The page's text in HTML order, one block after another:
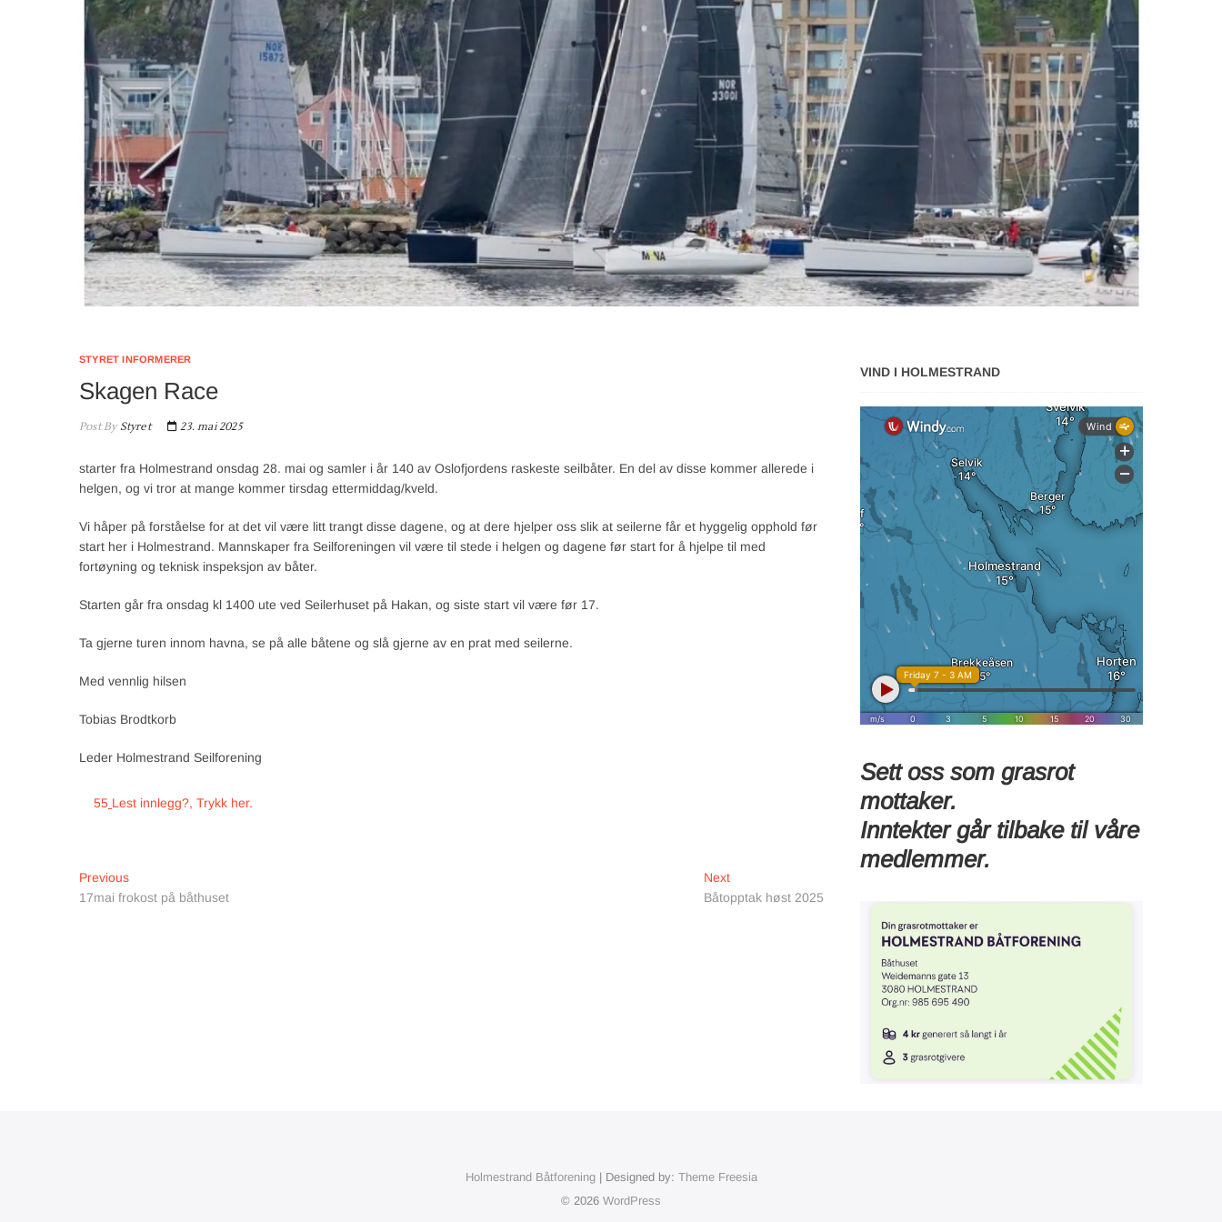
STYRET INFORMERER
Skagen Race
Post ByStyret 23. mai 2025
starter fra Holmestrand onsdag 28. mai og samler i år 140 av Oslofjordens raskeste seilbåter. En del av disse kommer allerede i
helgen, og vi tror at mange kommer tirsdag ettermiddag/kveld.
Vi håper på forståelse for at det vil være litt trangt disse dagene, og at dere hjelper oss slik at seilerne får et hyggelig opphold før
start her i Holmestrand. Mannskaper fra Seilforeningen vil være til stede i helgen og dagene før start for å hjelpe til med
fortøyning og teknisk inspeksjon av båter.
Starten går fra onsdag kl 1400 ute ved Seilerhuset på Hakan, og siste start vil være før 17.
Ta gjerne turen innom havna, se på alle båtene og slå gjerne av en prat med seilerne.
Med vennlig hilsen
Tobias Brodtkorb
Leder Holmestrand Seilforening
55 Lest innlegg?, Trykk her.
Innleggsnavigasjon
PreviousPrevious
post:
17mai frokost på båthuset
NextNext
post:
Båtopptak høst 2025
VIND I HOLMESTRAND
Sett oss som grasrot
mottaker.
Inntekter går tilbake til våre
medlemmer.
Holmestrand Båtforening| Designed by: Theme Freesia
© 2026 WordPress